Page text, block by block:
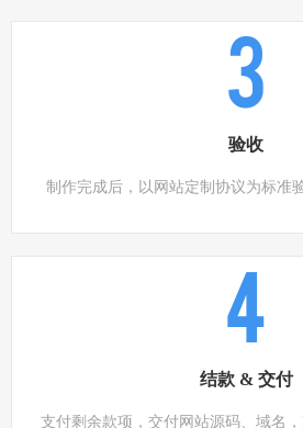
3
验收
制作完成后，以网站定制协议为标准
4
结款 & 交付
支付剩余款项，交付网站源码、域名